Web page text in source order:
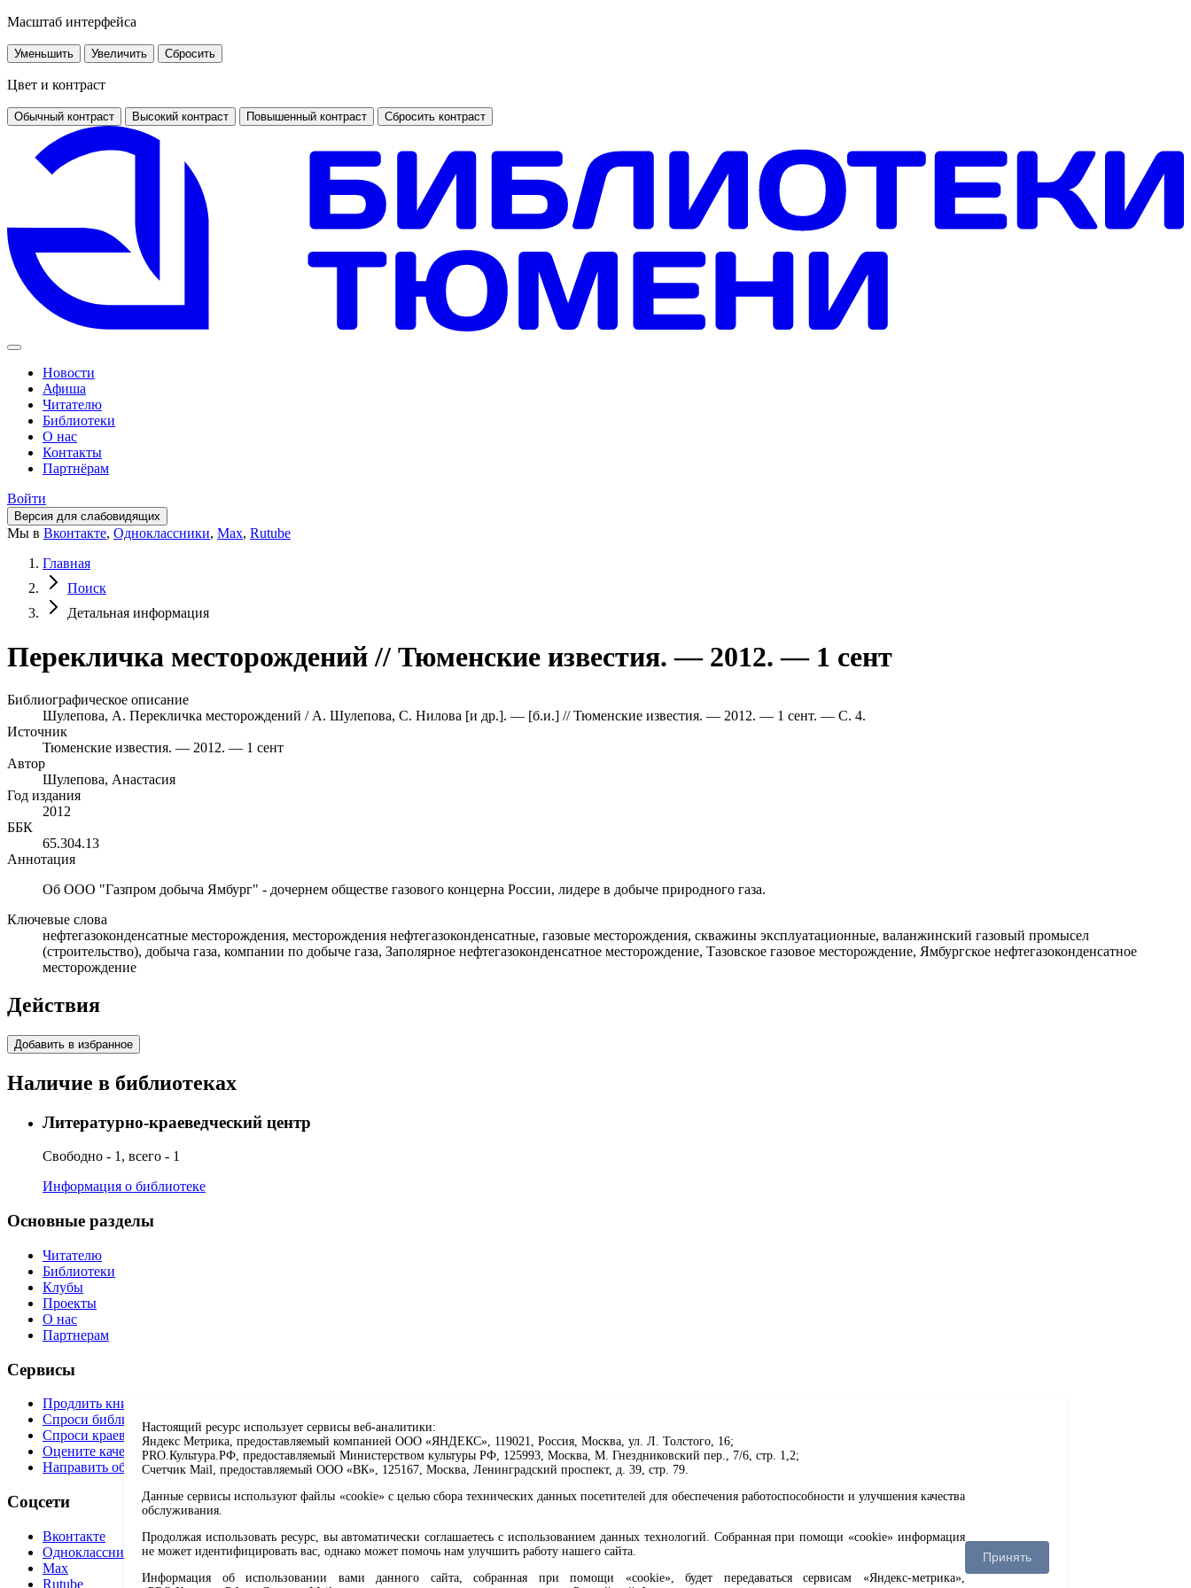
Масштаб интерфейса
Уменьшить Увеличить Сбросить
Цвет и контраст
Обычный контраст Высокий контраст Повышенный контраст Сбросить контраст
Новости
Афиша
Читателю
Библиотеки
О нас
Контакты
Партнёрам
Войти
Версия для слабовидящих
Мы в Вконтакте, Одноклассники, Max, Rutube
Главная
Поиск
Детальная информация
Перекличка месторождений // Тюменские известия. — 2012. — 1 сент
Библиографическое описание
Шулепова, А. Перекличка месторождений / А. Шулепова, С. Нилова [и др.]. — [б.и.] // Тюменские известия. — 2012. — 1 сент. — С. 4.
Источник
Тюменские известия. — 2012. — 1 сент
Автор
Шулепова, Анастасия
Год издания
2012
ББК
65.304.13
Аннотация
Об ООО "Газпром добыча Ямбург" - дочернем обществе газового концерна России, лидере в добыче природного газа.
Ключевые слова
нефтегазоконденсатные месторождения, месторождения нефтегазоконденсатные, газовые месторождения, скважины эксплуатационные, валанжинский газовый промысел
(строительство), добыча газа, компании по добыче газа, Заполярное нефтегазоконденсатное месторождение, Тазовское газовое месторождение, Ямбургское нефтегазоконденсатное
месторождение
Действия
Добавить в избранное
Наличие в библиотеках
Литературно-краеведческий центр
Свободно - 1, всего - 1
Информация о библиотеке
Основные разделы
Читателю
Библиотеки
Клубы
Проекты
О нас
Партнерам
Сервисы
Продлить книгу
Спроси библиотекаря
Спроси краеведа
Оцените качество услуг
Направить обращение директору
Соцсети
Вконтакте
Одноклассники
Max
Rutube
Настоящий ресурс использует сервисы веб-аналитики:
Яндекс Метрика, предоставляемый компанией ООО «ЯНДЕКС», 119021, Россия, Москва, ул. Л. Толстого, 16;
PRO.Культура.РФ, предоставляемый Министерством культуры РФ, 125993, Москва, М. Гнездниковский пер., 7/6, стр. 1,2;
Счетчик Mail, предоставляемый ООО «ВК», 125167, Москва, Ленинградский проспект, д. 39, стр. 79.
Данные сервисы используют файлы «cookie» с целью сбора технических данных посетителей для обеспечения работоспособности и улучшения качества
обслуживания.
Продолжая использовать ресурс, вы автоматически соглашаетесь с использованием данных технологий. Собранная при помощи «cookie» информация
не может идентифицировать вас, однако может помочь нам улучшить работу нашего сайта.
Информация об использовании вами данного сайта, собранная при помощи «cookie», будет передаваться сервисам «Яндекс-метрика»,
Принять